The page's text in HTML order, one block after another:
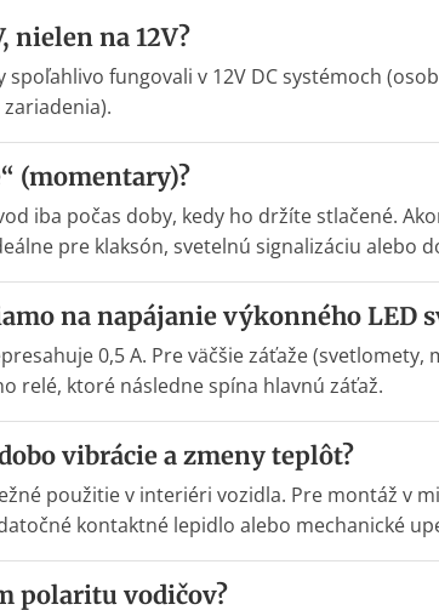
nielen na 12V?
fungovali v 12V DC systémoch
(momentary)?
iba počas doby, kedy ho držíte stlačené.
pre klaksón, svetelnú signalizáciu alebo
na napájanie výkonného LED
0,5 A. Pre väčšie záťaže
relé, ktoré následne spína hlavnú záťaž.
vibrácie a zmeny teplôt?
použitie v interiéri vozidla. Pre montáž v
kontaktné lepidlo alebo mechanické
polaritu vodičov?